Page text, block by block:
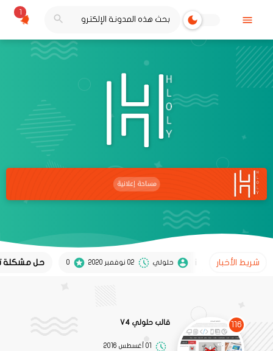
1
شريط الأخبار حلولي 02 نوفمبر 2020 0 حل مشكلة تعطل
116 قالب حلولي V4
01 أغسطس 2016